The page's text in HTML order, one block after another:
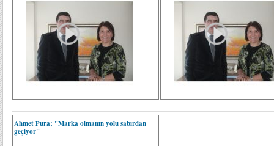
Ahmet Pura; "Marka olmanın yolu sabırdan
geçiyor"